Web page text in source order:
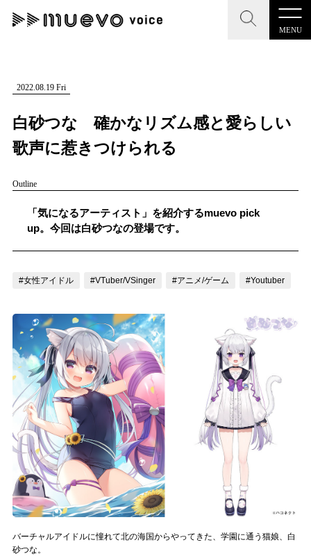
MENU
CLOSE
記事を検索する
人気ワード
#男性SSW #ポップス #女性SSW
CLOSE
"読者の声を形にする”音楽特化メディア
MENU
記事一覧
記事リクエスト
ログイン
LINK
muevoクラウドファンディング
muevoコミュニティ
ぶいクラ！by muevo
ぶいコミュ！by muevo
ぶいマガ！ by muevo
2022.08.19 Fri
白砂つな 確かなリズム感と愛らしい
歌声に惹きつけられる
Outline
「気になるアーティスト」を紹介するmuevo pick
up。今回は白砂つなの登場です。
#女性アイドル #VTuber/VSinger #アニメ/ゲーム #Youtuber
バーチャルアイドルに憧れて北の海国からやってきた、学園に通う猫娘、白
砂つな。